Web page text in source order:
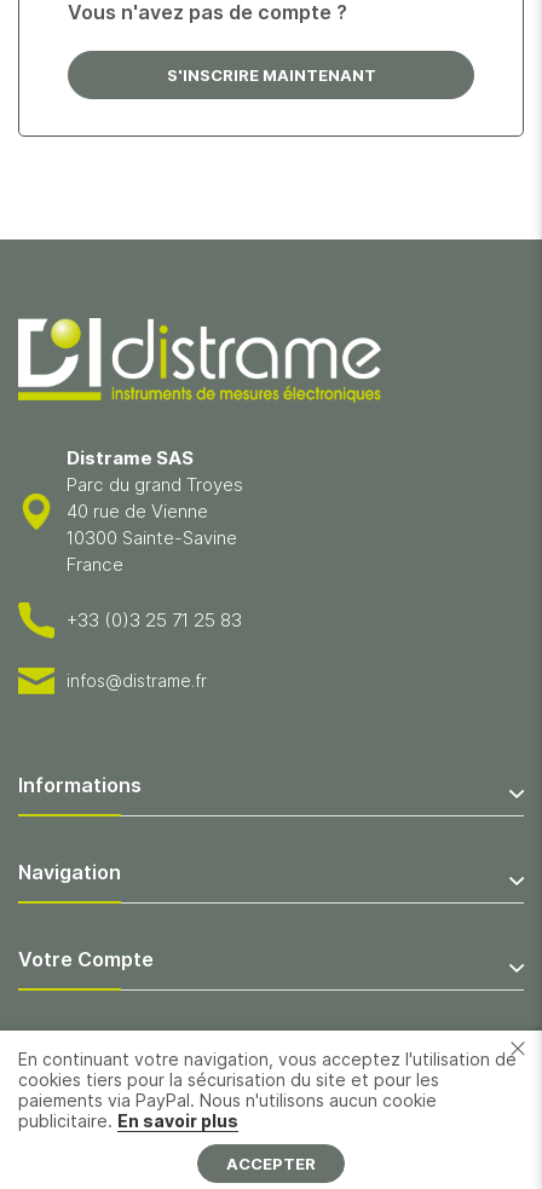
En continuant votre navigation, vous acceptez l'utilisation de
cookies tiers pour la sécurisation du site et pour les
paiements via PayPal. Nous n'utilisons aucun cookie
publicitaire. En savoir plus
ACCEPTER
Vous n'avez pas de compte ?
S'INSCRIRE MAINTENANT
Distrame SAS
Parc du grand Troyes
40 rue de Vienne
10300 Sainte-Savine
France
+33 (0)3 25 71 25 83
infos@distrame.fr
Informations
Navigation
Votre Compte